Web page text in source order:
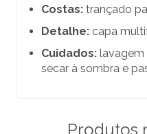
Costas: trançado
Detalhe: capa
Cuidados: lavagem
secar à sombra e
Produtos